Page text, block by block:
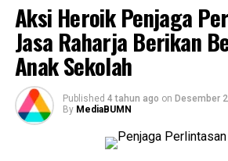
Aksi Heroik Penjaga
Jasa Raharja Berikan
Anak Sekolah
Published 4 tahun ago on Desember
By MediaBUMN